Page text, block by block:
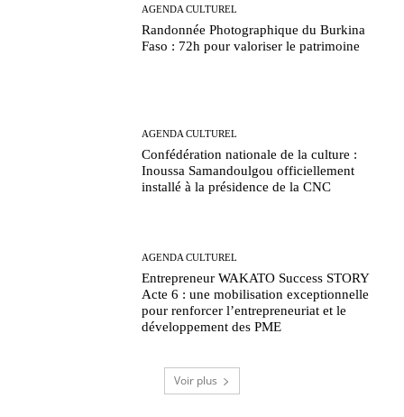
AGENDA CULTUREL
Randonnée Photographique du Burkina
Faso : 72h pour valoriser le patrimoine
AGENDA CULTUREL
Confédération nationale de la culture :
Inoussa Samandoulgou officiellement
installé à la présidence de la CNC
AGENDA CULTUREL
Entrepreneur WAKATO Success STORY
Acte 6 : une mobilisation exceptionnelle
pour renforcer l’entrepreneuriat et le
développement des PME
Voir plus